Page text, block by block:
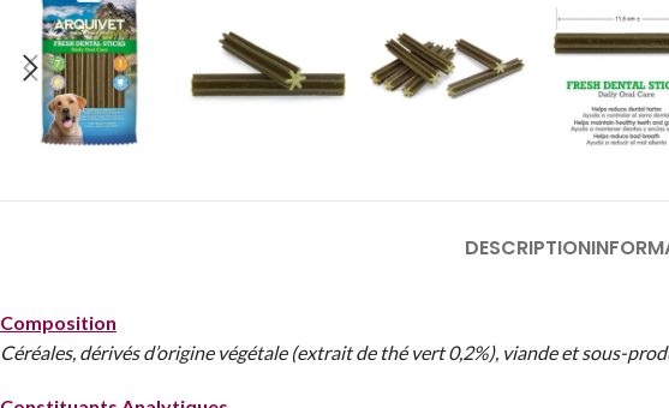
DESCRIPTION
Composition
Céréales, dérivés d’origine végétale (extrait de thé vert 0,2%), viande et sous-